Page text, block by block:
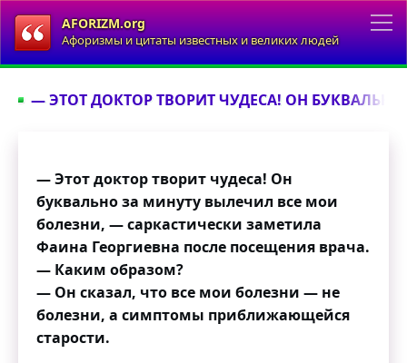
AFORIZM.org
Афоризмы и цитаты известных и великих людей
— ЭТОТ ДОКТОР ТВОРИТ ЧУДЕСА! ОН
— Этот доктор творит чудеса! Он
буквально за минуту вылечил все мои
болезни, — саркастически заметила
Фаина Георгиевна после посещения врача.
— Каким образом?
— Он сказал, что все мои болезни — не
болезни, а симптомы приближающейся
старости.